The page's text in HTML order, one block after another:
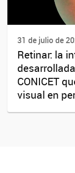
31 de julio de
Retinar: la
CONICET
visual en